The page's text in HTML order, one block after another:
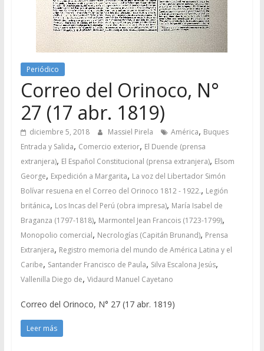
Periódico
Correo del Orinoco, N°
27 (17 abr. 1819)
diciembre 5, 2018 Massiel Pirela América, Buques
Entrada y Salida, Comercio exterior, El Duende (prensa
extranjera), El Español Constitucional (prensa extranjera), Elsom
George, Expedición a Margarita, La voz del Libertador Simón
Bolívar resuena en el Correo del Orinoco 1812 - 1922., Legión
británica, Los Incas del Perú (obra impresa), María Isabel de
Braganza (1797-1818), Marmontel Jean Francois (1723-1799),
Monopolio comercial, Necrologías (Capitán Brunand), Prensa
Extranjera, Registro memoria del mundo de América Latina y el
Caribe, Santander Francisco de Paula, Silva Escalona Jesús,
Vallenilla Diego de, Vidaurd Manuel Cayetano
Correo del Orinoco, N° 27 (17 abr. 1819)
Leer más